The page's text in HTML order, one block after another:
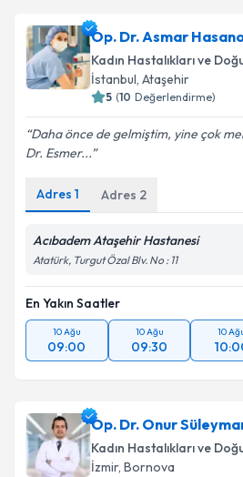
Op. Dr. Asmar
Kadın Hastalıkları ve
İstanbul, Ataşehir
5 (10 Değerlendirme)
Daha önce de gelmiştim, yine çok
Dr. Esmer...
Adres 1 Adres 2
Acıbadem Ataşehir Hastanesi
Atatürk, Turgut Özal Blv. No : 11
En Yakın Saatler
10 Ağu
09:00
10 Ağu
09:30
10
Op. Dr. Onur
Kadın Hastalıkları ve
İzmir, Bornova